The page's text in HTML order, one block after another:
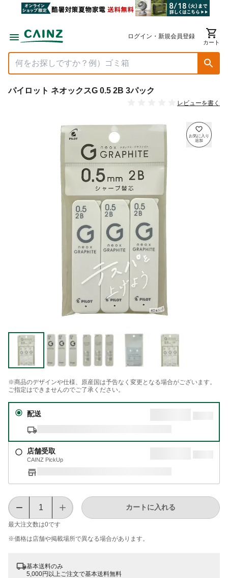
ログイン・新規会員登録
カート
パイロット ネオックスG 0.5 2B 3パック
レビューを書く
※商品のデザインや仕様、原産国は予告なく変更となる場合がございます。
ご指定はできませんのでご了承ください。
配送
店舗受取
CAINZ PickUp
最大注文数は0です
カートに入れる
※価格は​店舗や​掲載場所で​異なる​場合が​あります。
基本送料のみ
5,000円以上ご注文で基本送料無料